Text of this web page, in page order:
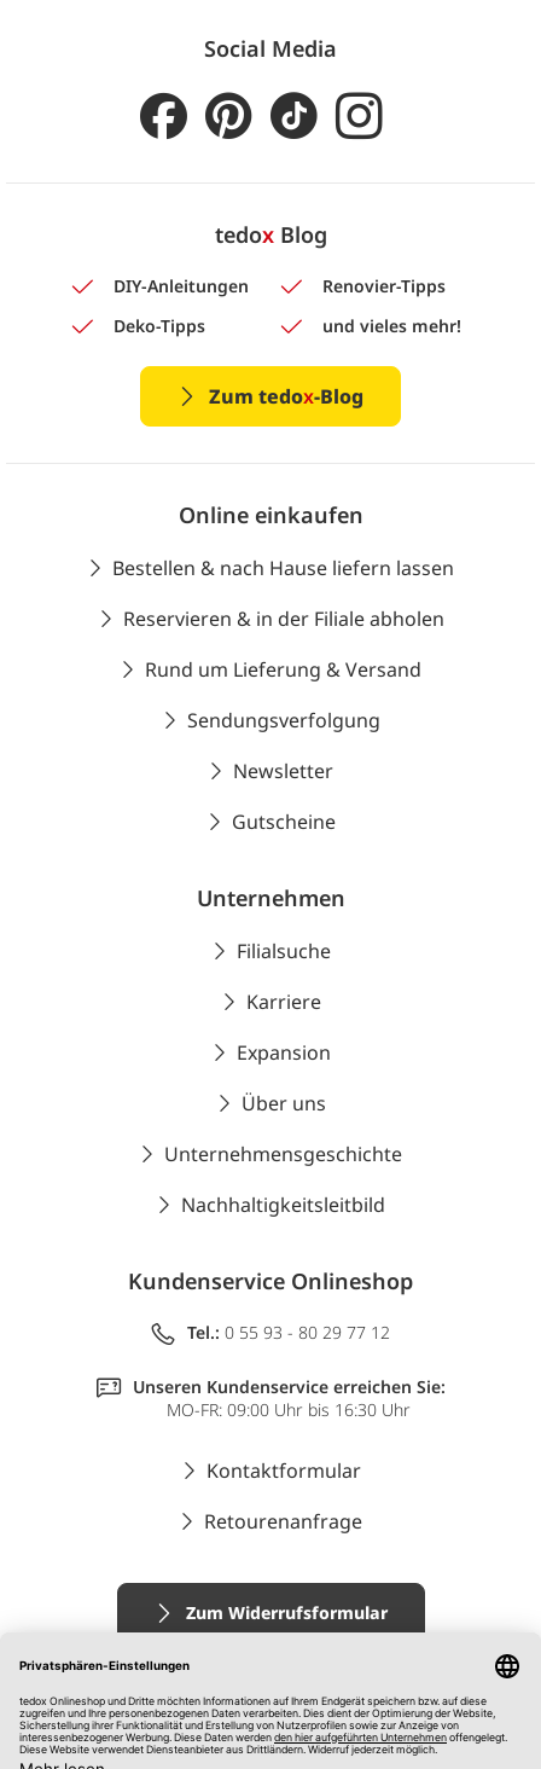
Social Media
tedoxBlog
DIY-Anleitungen
Renovier-Tipps
Deko-Tipps
und vieles mehr!
Zum tedox-Blog
Online einkaufen
Bestellen & nach Hause liefern lassen
Reservieren & in der Filiale abholen
Rund um Lieferung & Versand
Sendungsverfolgung
Newsletter
Gutscheine
Unternehmen
Filialsuche
Karriere
Expansion
Über uns
Unternehmensgeschichte
Nachhaltigkeitsleitbild
Kundenservice Onlineshop
Tel.: 0 55 93 - 80 29 77 12
Unseren Kundenservice erreichen Sie:
MO-FR: 09:00 Uhr bis 16:30 Uhr
Kontaktformular
Retourenanfrage
Zum Widerrufsformular
Impressum
AGB